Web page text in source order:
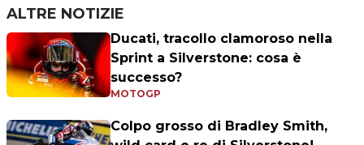
ALTRE NOTIZIE
Ducati, tracollo clamoroso nella
Sprint a Silverstone: cosa è
successo?
MOTOGP
Colpo grosso di Bradley Smith,